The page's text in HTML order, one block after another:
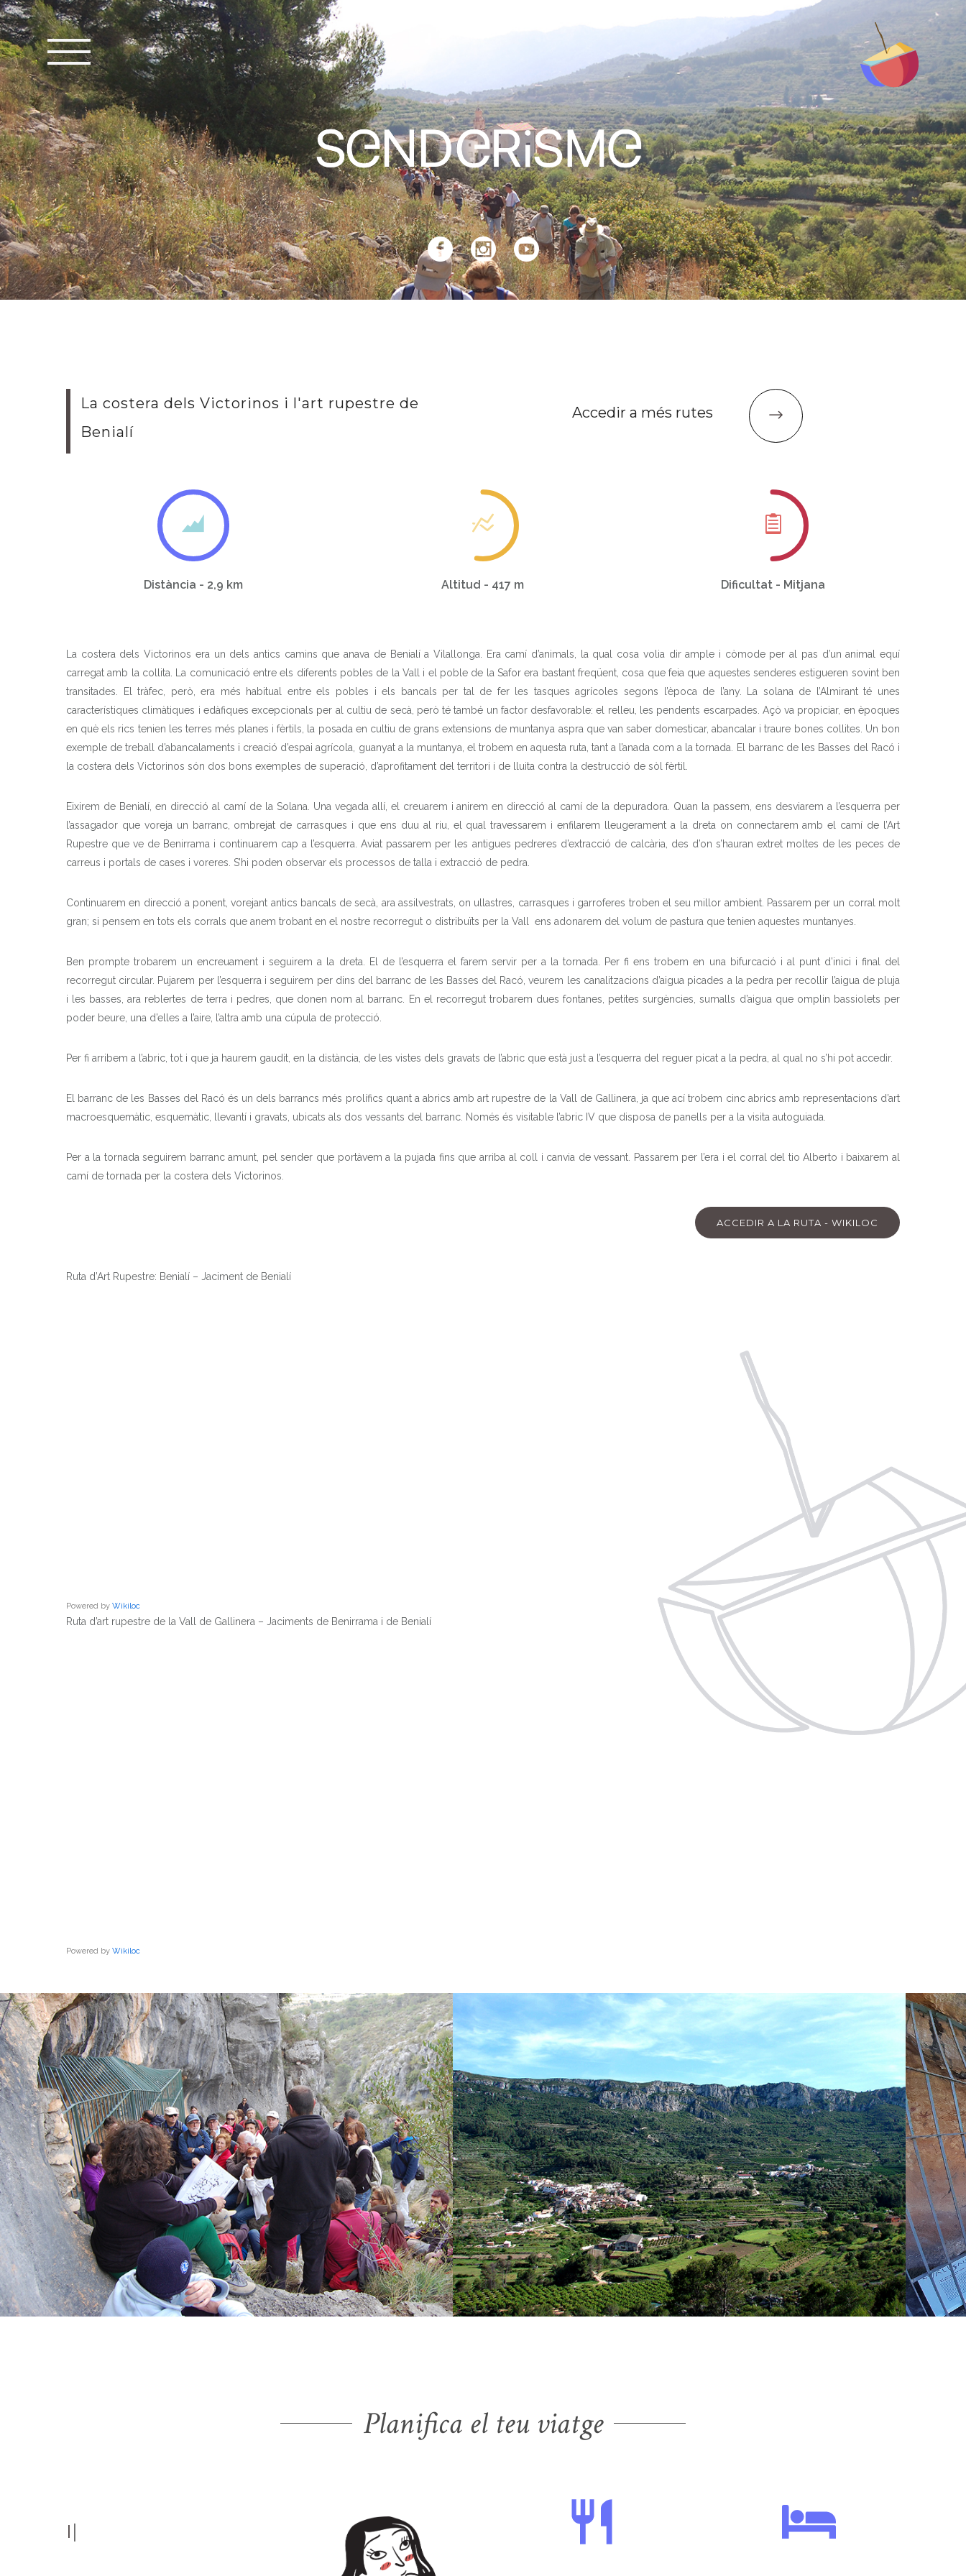
NOTÍCIES
La costera dels Victorinos i l'art rupestre de
Benialí
Accedir a més rutes
Distància - 2,9 km Altitud - 417 m Dificultat - Mitjana
La costera dels Victorinos era un dels antics camins que anava de Benialí a Vilallonga. Era camí d’animals, la qual cosa volia dir ample i còmode per al pas d’un animal equí
carregat amb la collita. La comunicació entre els diferents pobles de la Vall i el poble de la Safor era bastant freqüent, cosa que feia que aquestes senderes estigueren sovint ben
transitades. El tràfec, però, era més habitual entre els pobles i els bancals per tal de fer les tasques agrícoles segons l’època de l’any. La solana de l’Almirant té unes
característiques climàtiques i edàfiques excepcionals per al cultiu de secà, però té també un factor desfavorable: el relleu, les pendents escarpades. Açò va propiciar, en èpoques
en què els rics tenien les terres més planes i fèrtils, la posada en cultiu de grans extensions de muntanya aspra que van saber domesticar, abancalar i traure bones collites. Un bon
exemple de treball d’abancalaments i creació d’espai agrícola, guanyat a la muntanya, el trobem en aquesta ruta, tant a l’anada com a la tornada. El barranc de les Basses del Racó i
la costera dels Victorinos són dos bons exemples de superació, d’aprofitament del territori i de lluita contra la destrucció de sòl fèrtil.
Eixirem de Benialí, en direcció al camí de la Solana. Una vegada allí, el creuarem i anirem en direcció al camí de la depuradora. Quan la passem, ens desviarem a l’esquerra per
l’assagador que voreja un barranc, ombrejat de carrasques i que ens duu al riu, el qual travessarem i enfilarem lleugerament a la dreta on connectarem amb el camí de l’Art
Rupestre que ve de Benirrama i continuarem cap a l’esquerra. Aviat passarem per les antigues pedreres d’extracció de calcària, des d’on s’hauran extret moltes de les peces de
carreus i portals de cases i voreres. S’hi poden observar els processos de talla i extracció de pedra.
Continuarem en direcció a ponent, vorejant antics bancals de secà, ara assilvestrats, on ullastres, carrasques i garroferes troben el seu millor ambient. Passarem per un corral molt
gran; si pensem en tots els corrals que anem trobant en el nostre recorregut o distribuïts per la Vall ens adonarem del volum de pastura que tenien aquestes muntanyes.
Ben prompte trobarem un encreuament i seguirem a la dreta. El de l’esquerra el farem servir per a la tornada. Per fi ens trobem en una bifurcació i al punt d’inici i final del
recorregut circular. Pujarem per l’esquerra i seguirem per dins del barranc de les Basses del Racó, veurem les canalitzacions d’aigua picades a la pedra per recollir l’aigua de pluja
i les basses, ara reblertes de terra i pedres, que donen nom al barranc. En el recorregut trobarem dues fontanes, petites surgències, sumalls d’aigua que omplin bassiolets per
poder beure, una d’elles a l’aire, l’altra amb una cúpula de protecció.
Per fi arribem a l’abric, tot i que ja haurem gaudit, en la distància, de les vistes dels gravats de l’abric que està just a l’esquerra del reguer picat a la pedra, al qual no s’hi pot accedir.
El barranc de les Basses del Racó és un dels barrancs més prolífics quant a abrics amb art rupestre de la Vall de Gallinera, ja que ací trobem cinc abrics amb representacions d’art
macroesquemàtic, esquemàtic, llevantí i gravats, ubicats als dos vessants del barranc. Només és visitable l’abric IV que disposa de panells per a la visita autoguiada.
Per a la tornada seguirem barranc amunt, pel sender que portàvem a la pujada fins que arriba al coll i canvia de vessant. Passarem per l’era i el corral del tio Alberto i baixarem al
camí de tornada per la costera dels Victorinos.
ACCEDIR A LA RUTA - WIKILOC
Ruta d’Art Rupestre: Benialí – Jaciment de Benialí
Powered by Wikiloc
Ruta d’art rupestre de la Vall de Gallinera – Jaciments de Benirrama i de Benialí
Powered by Wikiloc
Planifica el teu viatge
I si em que